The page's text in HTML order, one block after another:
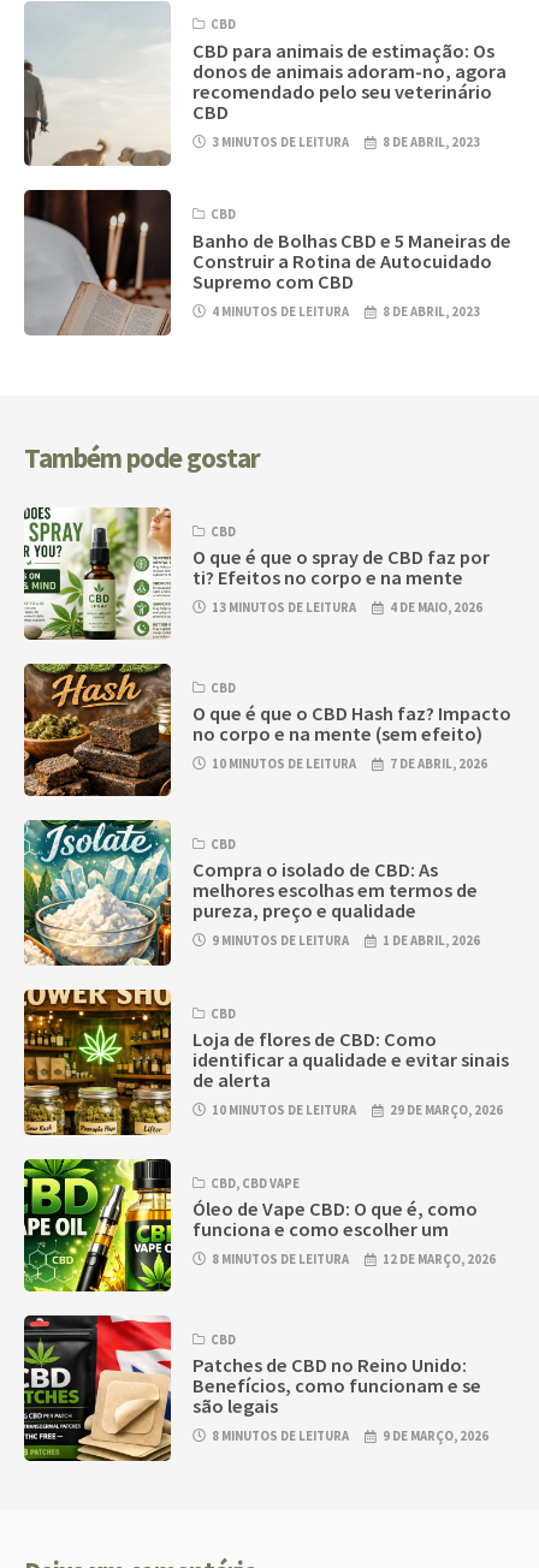
CBD
CBD para animais de estimação: Os
donos de animais adoram-no, agora
recomendado pelo seu veterinário
CBD
3 MINUTOS DE LEITURA 8 DE ABRIL, 2023
CBD
Banho de Bolhas CBD e 5 Maneiras de
Construir a Rotina de Autocuidado
Supremo com CBD
4 MINUTOS DE LEITURA 8 DE ABRIL, 2023
Também pode gostar
CBD
O que é que o spray de CBD faz por
ti? Efeitos no corpo e na mente
13 MINUTOS DE LEITURA 4 DE MAIO, 2026
CBD
O que é que o CBD Hash faz? Impacto
no corpo e na mente (sem efeito)
10 MINUTOS DE LEITURA 7 DE ABRIL, 2026
CBD
Compra o isolado de CBD: As
melhores escolhas em termos de
pureza, preço e qualidade
9 MINUTOS DE LEITURA 1 DE ABRIL, 2026
CBD
Loja de flores de CBD: Como
identificar a qualidade e evitar sinais
de alerta
10 MINUTOS DE LEITURA 29 DE MARÇO, 2026
CBD, CBD VAPE
Óleo de Vape CBD: O que é, como
funciona e como escolher um
8 MINUTOS DE LEITURA 12 DE MARÇO, 2026
CBD
Patches de CBD no Reino Unido:
Benefícios, como funcionam e se
são legais
8 MINUTOS DE LEITURA 9 DE MARÇO, 2026